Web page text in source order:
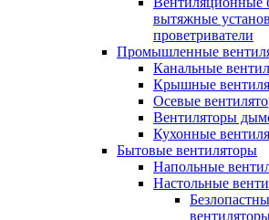
вытяжные
проветриватели
Промышленные
Канальные
Крышные
Осевые
Вентиляторы
Кухонные
Бытовые вентиляторы
Напольные
Настольные